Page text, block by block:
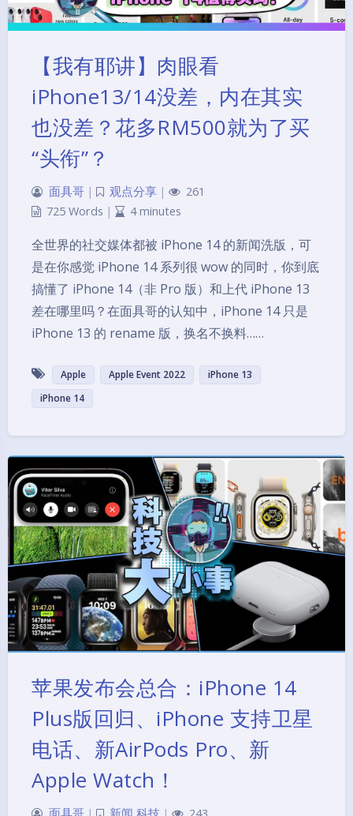
【我有耶讲】肉眼看
iPhone13/14没差，内在其实
也没差？花多RM500就为了买
“头衔”？
面具哥 | 观点分享 |
261
725 Words | 4 minutes
全世界的社交媒体都被 iPhone 14 的新闻洗版，可
是在你感觉 iPhone 14 系列很 wow 的同时，你到底
搞懂了 iPhone 14（非 Pro 版）和上代 iPhone 13
差在哪里吗？在面具哥的认知中，iPhone 14 只是
iPhone 13 的 rename 版，换名不换料……
Apple Apple Event 2022
iPhone 13
iPhone 14
苹果发布会总合：iPhone 14
Plus版回归、iPhone 支持卫星
电话、新AirPods Pro、新
Apple Watch！